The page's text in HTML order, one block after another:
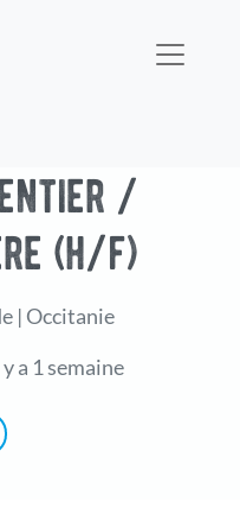
/
(h/f)
| Occitanie
a 1 semaine